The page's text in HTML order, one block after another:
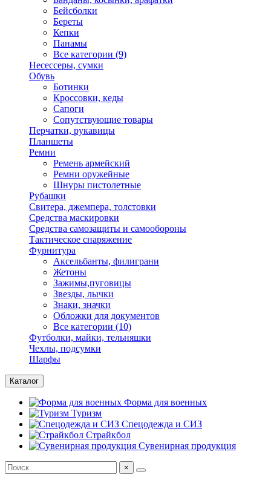
Бейсболки
Береты
Кепки
Панамы
Все категории (9)
Несессеры, сумки
Обувь
Ботинки
Кроссовки, кеды
Сапоги
Сопутствующие товары
Перчатки, рукавицы
Планшеты
Ремни
Ремень армейский
Ремни оружейные
Шнуры пистолетные
Рубашки
Свитера, джемпера, толстовки
Средства маскировки
Средства самозащиты и самообороны
Тактическое снаряжение
Фурнитура
Аксельбанты, филиграни
Жетоны
Зажимы,пуговицы
Звезды, лычки
Знаки, значки
Обложки для документов
Все категории (10)
Футболки, майки, тельняшки
Чехлы, подсумки
Шарфы
Каталог
Форма для военных
Туризм
Спецодежда и СИЗ
Страйкбол
Сувенирная продукция
×